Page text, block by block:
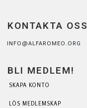
KONTAKTA OSS
INFO@ALFAROMEO.ORG
BLI MEDLEM!
SKAPA KONTO
LÖS MEDLEMSKAP